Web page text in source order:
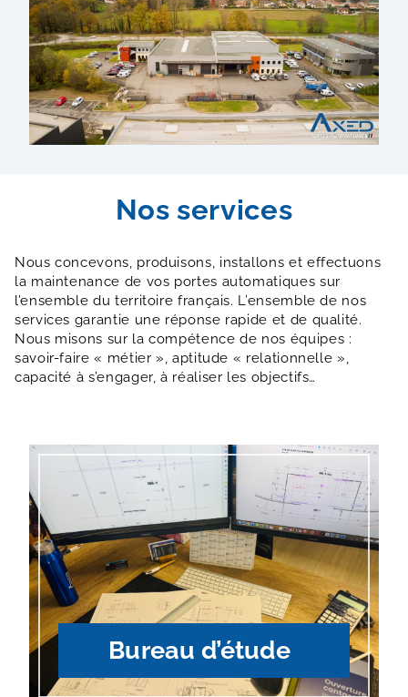
Nos services
Nous concevons, produisons, installons et effectuons
la maintenance de vos portes automatiques sur
l’ensemble du territoire français. L’ensemble de nos
services garantie une réponse rapide et de qualité.
Nous misons sur la compétence de nos équipes :
savoir-faire « métier », aptitude « relationnelle »,
capacité à s’engager, à réaliser les objectifs…
Bureau d’étude